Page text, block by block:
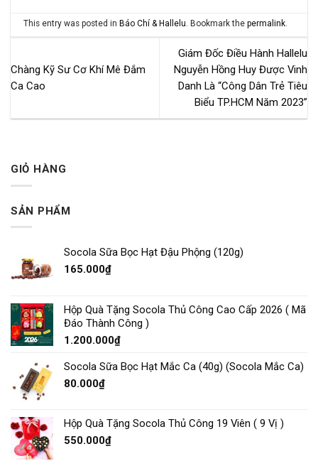
This entry was posted in Báo Chí & Hallelu. Bookmark the permalink.
Chàng Kỹ Sư Cơ Khí Mê Đắm
Ca Cao
Giám Đốc Điều Hành Hallelu
Nguyễn Hồng Huy Được Vinh
Danh Là “Công Dân Trẻ Tiêu
Biểu TP.HCM Năm 2023”
GIỎ HÀNG
SẢN PHẨM
Socola Sữa Bọc Hạt Đậu Phộng (120g)
165.000₫
Hộp Quà Tặng Socola Thủ Công Cao Cấp 2026 ( Mã
Đáo Thành Công )
1.200.000₫
Socola Sữa Bọc Hạt Mắc Ca (40g) (Socola Mắc Ca)
80.000₫
Hộp Quà Tặng Socola Thủ Công 19 Viên ( 9 Vị )
550.000₫